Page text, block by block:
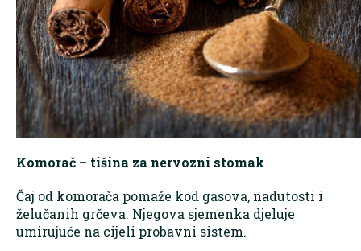
Komorač – tišina za nervozni stomak
Čaj od komorača pomaže kod gasova, nadutosti i
želučanih grčeva. Njegova sjemenka djeluje
umirujuće na cijeli probavni sistem.